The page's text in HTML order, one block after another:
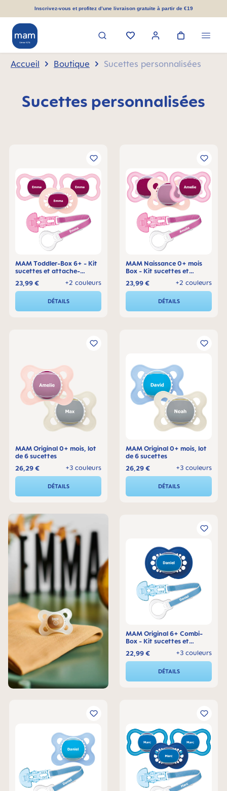
principal
Inscrivez-vous et profitez d’une livraison gratuite à partir de €19
Accueil Boutique Sucettes personnalisées
Sucettes personnalisées
MAM Toddler-Box 6+ - Kit
sucettes et attache-
+2 couleurs
23,99 €
DÉTAILS
MAM Naissance 0+ mois
Box - Kit sucettes et
+2 couleurs
23,99 €
DÉTAILS
MAM Original 0+ mois, lot
de 6 sucettes
+3 couleurs
26,29 €
DÉTAILS
MAM Original 0+ mois, lot
de 6 sucettes
+3 couleurs
26,29 €
DÉTAILS
MAM Original 6+ Combi-
Box - Kit sucettes et
+3 couleurs
22,99 €
DÉTAILS